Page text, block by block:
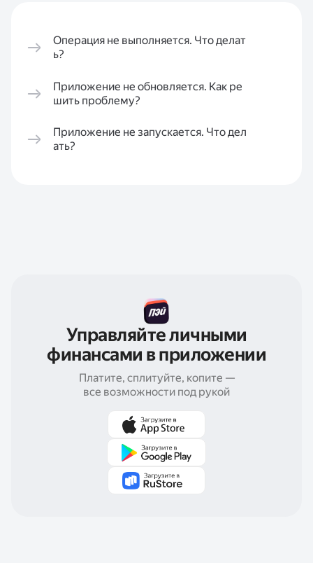
Операция не выполняется. Что делат
ь?
Приложение не обновляется. Как ре
шить проблему?
Приложение не запускается. Что дел
ать?
Управляйте личными
финансами в приложении
Платите, сплитуйте, копите —
все возможности под рукой